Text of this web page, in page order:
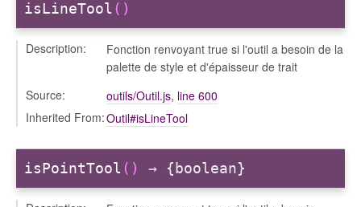
isLineTool ()
Description:
Fonction renvoyant true si l'outil a besoin de la
palette de style et d'épaisseur de trait
Source:
outils/Outil.js, line 600
Inherited From:Outil#isLineTool
isPointTool () → {boolean}